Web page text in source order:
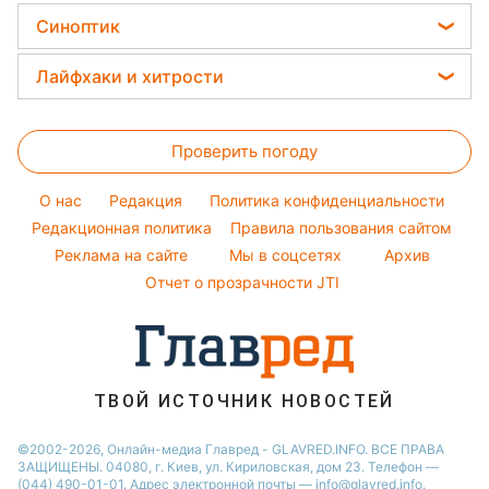
Потап
София Ротару
Новости Тернополя
Новости Житомира
Новости Одессы
Новости Харькова
Красивый маникюр
Модные ошибки
Тарифы
Салаты
Простые блюда
Легкие десерты
Праздничное меню
Головоломки
Тесты по картинке
Оптические иллюзии
Народные приметы
Все о шоу-бизнесе
Синоптик
Прогноз погоды
Магнитные бури
Погода на сегодня
Погода на завтра
Пылевая буря
Лайфхаки и хитрости
Уборка
Комнатные растения
Авто
Проверить погоду
O нас Редакция
Политика конфиденциальности
Редакционная политика
Правила пользования сайтом
Реклама на сайте
Мы в соцсетях
Архив
Отчет о прозрачности JTI
ТВОЙ ИСТОЧНИК НОВОСТЕЙ
©2002-2026, Онлайн-медиа Главред - GLAVRED.INFO. ВСЕ ПРАВА
ЗАЩИЩЕНЫ. 04080, г. Киев, ул. Кириловская, дом 23. Телефон —
(044) 490-01-01. Адрес электронной почты — info@glavred.info.